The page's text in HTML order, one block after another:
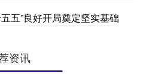
五”良好开局奠定坚实基础
资讯